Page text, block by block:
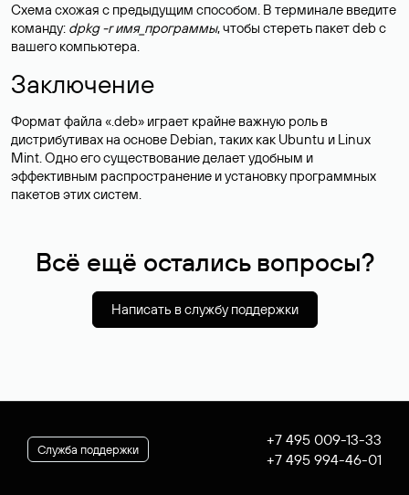
Схема схожая с предыдущим способом. В терминале введите
команду: dpkg -r имя_программы, чтобы стереть пакет deb с
вашего компьютера.
Заключение
Формат файла «.deb» играет крайне важную роль в
дистрибутивах на основе Debian, таких как Ubuntu и Linux
Mint. Одно его существование делает удобным и
эффективным распространение и установку программных
пакетов этих систем.
Всё ещё остались вопросы?
Написать в службу поддержки
Служба поддержки
+7 495 009-13-33
+7 495 994-46-01